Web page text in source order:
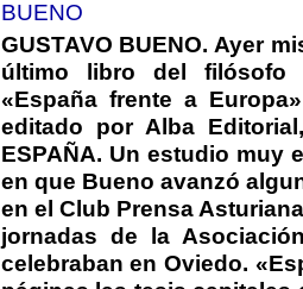
BUENO
GUSTAVO BUENO. Ayer
último libro del filósofo
«España frente a
editado por Alba
ESPAÑA. Un estudio muy
en que Bueno avanzó
en el Club Prensa
jornadas de la
celebraban en Oviedo.